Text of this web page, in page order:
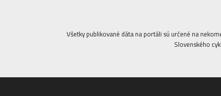
Všetky publikované dáta na portáli sú určené na
Slovenského